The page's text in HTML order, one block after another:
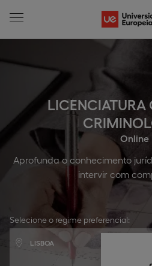
LICENCIATURA
Online
Aprofunda o conhecimento
intervir com
Selecione o regime preferencial:
LISBOA